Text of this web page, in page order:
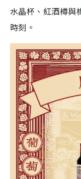
水晶杯、紅酒樽與
時刻。